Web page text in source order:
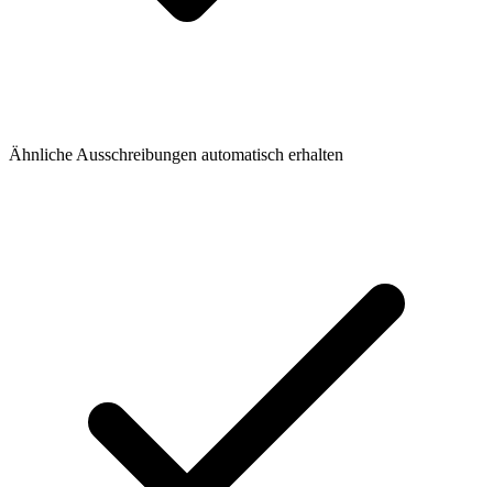
Ähnliche Ausschreibungen automatisch erhalten